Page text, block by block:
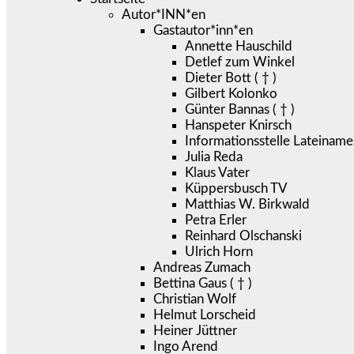
Autor*INN*en
Gastautor*inn*en
Annette Hauschild
Detlef zum Winkel
Dieter Bott ( † )
Gilbert Kolonko
Günter Bannas ( † )
Hanspeter Knirsch
Informationsstelle
Julia Reda
Klaus Vater
Küppersbusch TV
Matthias W. Birkwald
Petra Erler
Reinhard Olschanski
Ulrich Horn
Andreas Zumach
Bettina Gaus ( † )
Christian Wolf
Helmut Lorscheid
Heiner Jüttner
Ingo Arend